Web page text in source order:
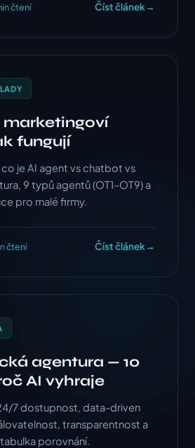
čtení Číst článek →
marketingoví
fungují
je AI agent vs chatbot vs
9 typů agentů (OT1–OT9) a
pro malé firmy.
čtení Číst článek →
agentura — 10
AI vyhraje
7 dostupnost, data-driven
transparentnost a
porovnání.